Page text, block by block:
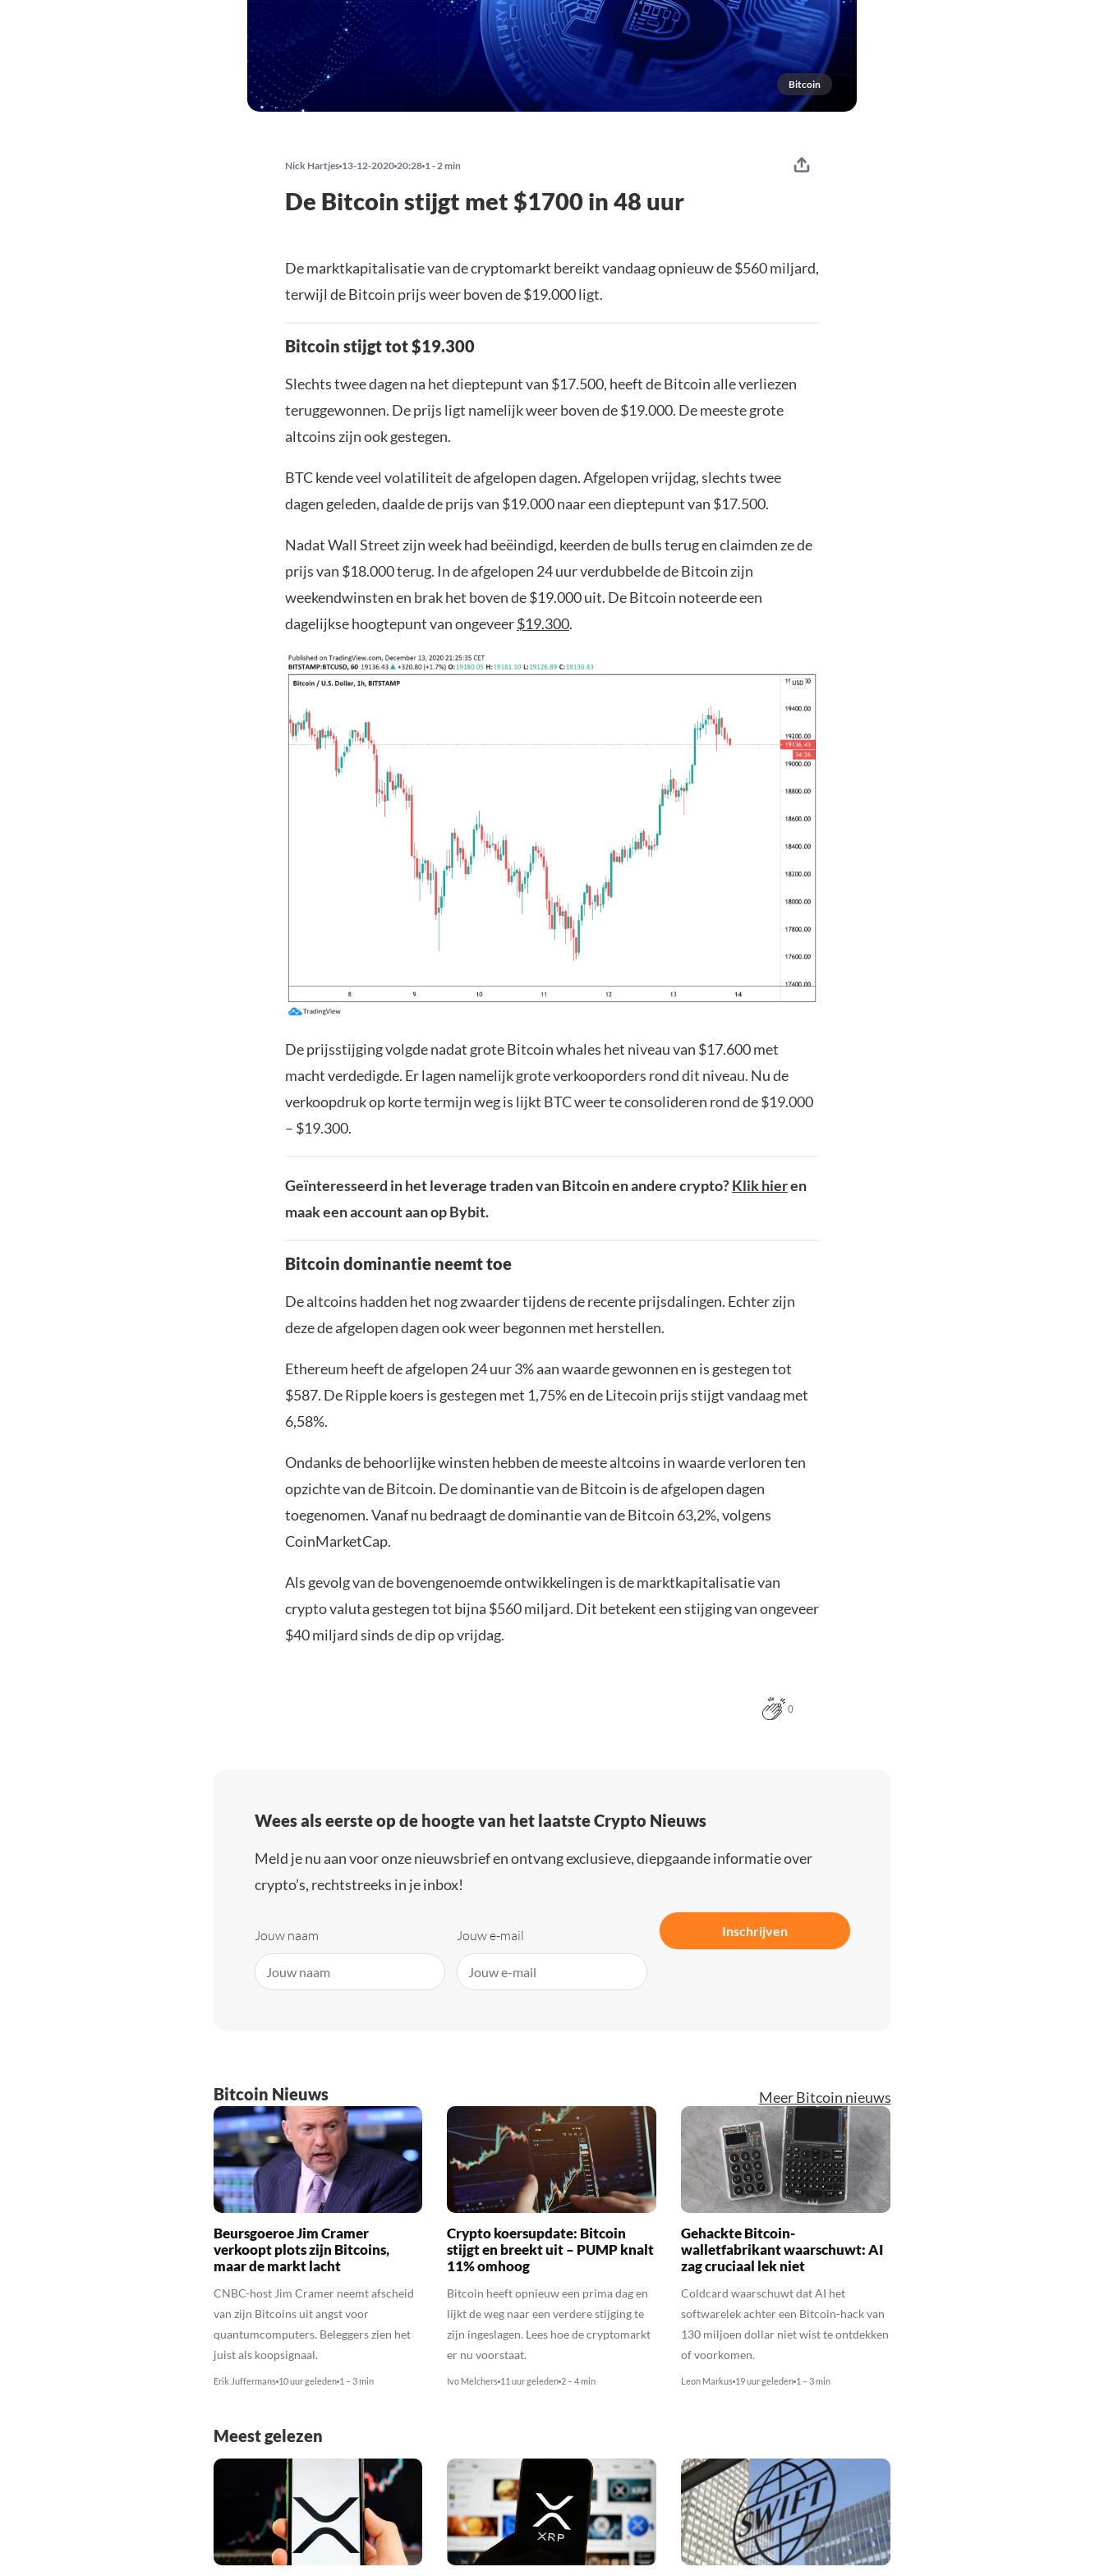
Bitcoin
Nick Hartjes 13-12-2020 20:28 1 - 2 min
De Bitcoin stijgt met $1700 in 48 uur
De marktkapitalisatie van de cryptomarkt bereikt vandaag opnieuw de $560 miljard,
terwijl de Bitcoin prijs weer boven de $19.000 ligt.
Bitcoin stijgt tot $19.300
Slechts twee dagen na het dieptepunt van $17.500, heeft de Bitcoin alle verliezen
teruggewonnen. De prijs ligt namelijk weer boven de $19.000. De meeste grote
altcoins zijn ook gestegen.
BTC kende veel volatiliteit de afgelopen dagen. Afgelopen vrijdag, slechts twee
dagen geleden, daalde de prijs van $19.000 naar een dieptepunt van $17.500.
Nadat Wall Street zijn week had beëindigd, keerden de bulls terug en claimden ze de
prijs van $18.000 terug. In de afgelopen 24 uur verdubbelde de Bitcoin zijn
weekendwinsten en brak het boven de $19.000 uit. De Bitcoin noteerde een
dagelijkse hoogtepunt van ongeveer$19.300.
De prijsstijging volgde nadat grote Bitcoin whales het niveau van $17.600 met
macht verdedigde. Er lagen namelijk grote verkooporders rond dit niveau. Nu de
verkoopdruk op korte termijn weg is lijkt BTC weer te consolideren rond de $19.000
– $19.300.
Geïnteresseerd in het leverage traden van Bitcoin en andere crypto?Klik hieren
maak een account aan op Bybit.
Bitcoin dominantie neemt toe
De altcoins hadden het nog zwaarder tijdens de recente prijsdalingen. Echter zijn
deze de afgelopen dagen ook weer begonnen met herstellen.
Ethereum heeft de afgelopen 24 uur 3% aan waarde gewonnen en is gestegen tot
$587. De Ripple koers is gestegen met 1,75% en de Litecoin prijs stijgt vandaag met
6,58%.
Ondanks de behoorlijke winsten hebben de meeste altcoins in waarde verloren ten
opzichte van de Bitcoin. De dominantie van de Bitcoin is de afgelopen dagen
toegenomen. Vanaf nu bedraagt de dominantie van de Bitcoin 63,2%, volgens
CoinMarketCap.
Als gevolg van de bovengenoemde ontwikkelingen is de marktkapitalisatie van
crypto valuta gestegen tot bijna $560 miljard. Dit betekent een stijging van ongeveer
$40 miljard sinds de dip op vrijdag.
0
Wees als eerste op de hoogte van het laatste Crypto Nieuws
Meld je nu aan voor onze nieuwsbrief en ontvang exclusieve, diepgaande informatie over
crypto’s, rechtstreeks in je inbox!
Jouw naam Jouw e-mail Inschrijven
Bitcoin Nieuws Meer Bitcoin nieuws
Beursgoeroe Jim Cramer
verkoopt plots zijn Bitcoins,
maar de markt lacht
CNBC-host Jim Cramer neemt afscheid
van zijn Bitcoins uit angst voor
quantumcomputers. Beleggers zien het
juist als koopsignaal.
Erik Juffermans 10 uur geleden 1 – 3 min
Crypto koersupdate: Bitcoin
stijgt en breekt uit – PUMP knalt
11% omhoog
Bitcoin heeft opnieuw een prima dag en
lijkt de weg naar een verdere stijging te
zijn ingeslagen. Lees hoe de cryptomarkt
er nu voorstaat.
Ivo Melchers 11 uur geleden 2 – 4 min
Gehackte Bitcoin-
walletfabrikant waarschuwt: AI
zag cruciaal lek niet
Coldcard waarschuwt dat AI het
softwarelek achter een Bitcoin-hack van
130 miljoen dollar niet wist te ontdekken
of voorkomen.
Leon Markus 19 uur geleden 1 – 3 min
Meest gelezen